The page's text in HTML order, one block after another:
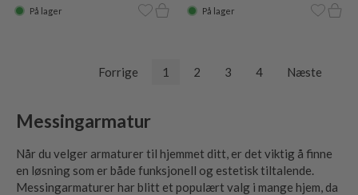
På lager På lager
Forrige 1 2 3 4 Næste
Messingarmatur
Når du velger armaturer til hjemmet ditt, er det viktig å finne
en løsning som er både funksjonell og estetisk tiltalende.
Messingarmaturer har blitt et populært valg i mange hjem, da